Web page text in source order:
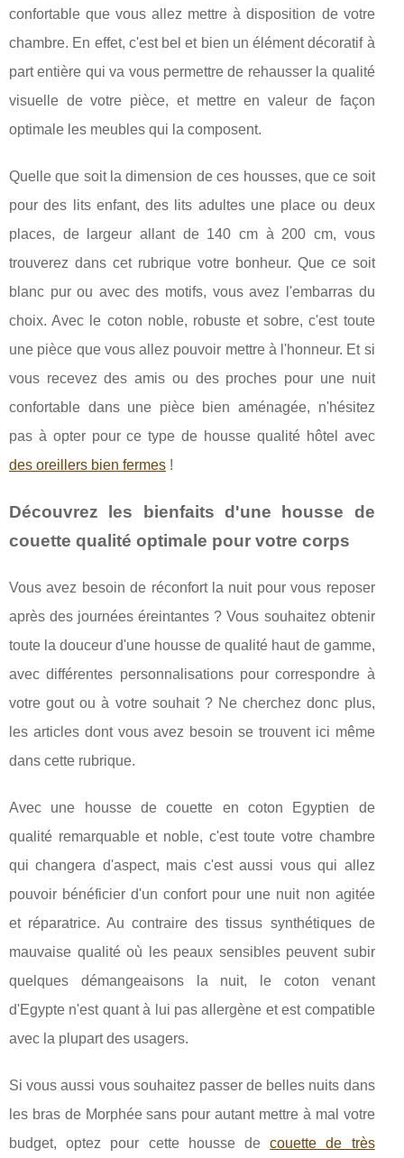
confortable que vous allez mettre à disposition de votre
chambre. En effet, c'est bel et bien un élément décoratif à
part entière qui va vous permettre de rehausser la qualité
visuelle de votre pièce, et mettre en valeur de façon
optimale les meubles qui la composent.
Quelle que soit la dimension de ces housses, que ce soit
pour des lits enfant, des lits adultes une place ou deux
places, de largeur allant de 140 cm à 200 cm, vous
trouverez dans cet rubrique votre bonheur. Que ce soit
blanc pur ou avec des motifs, vous avez l'embarras du
choix. Avec le coton noble, robuste et sobre, c'est toute
une pièce que vous allez pouvoir mettre à l'honneur. Et si
vous recevez des amis ou des proches pour une nuit
confortable dans une pièce bien aménagée, n'hésitez
pas à opter pour ce type de housse qualité hôtel avec
des oreillers bien fermes !
Découvrez les bienfaits d'une housse de
couette qualité optimale pour votre corps
Vous avez besoin de réconfort la nuit pour vous reposer
après des journées éreintantes ? Vous souhaitez obtenir
toute la douceur d'une housse de qualité haut de gamme,
avec différentes personnalisations pour correspondre à
votre gout ou à votre souhait ? Ne cherchez donc plus,
les articles dont vous avez besoin se trouvent ici même
dans cette rubrique.
Avec une housse de couette en coton Egyptien de
qualité remarquable et noble, c'est toute votre chambre
qui changera d'aspect, mais c'est aussi vous qui allez
pouvoir bénéficier d'un confort pour une nuit non agitée
et réparatrice. Au contraire des tissus synthétiques de
mauvaise qualité où les peaux sensibles peuvent subir
quelques démangeaisons la nuit, le coton venant
d'Egypte n'est quant à lui pas allergène et est compatible
avec la plupart des usagers.
Si vous aussi vous souhaitez passer de belles nuits dans
les bras de Morphée sans pour autant mettre à mal votre
budget, optez pour cette housse decouette de très